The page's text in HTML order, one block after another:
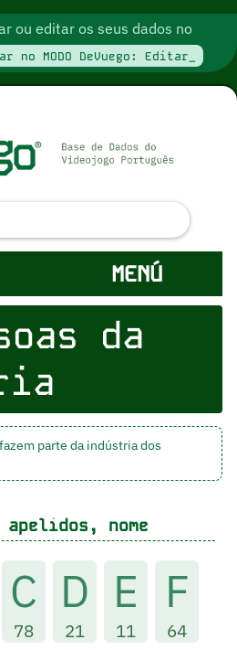
ou editar os seus dados no
no MODO DeVuego: Editar_
MENÚ
da
parte da indústria dos
nome
C
78
D
21
E
11
F
64